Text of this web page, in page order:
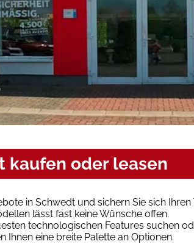
kaufen oder leasen
in Schwedt und sichern Sie sich
lässt fast keine Wünsche offen.
technologischen Features suchen
Ihnen eine breite Palette an Optionen.